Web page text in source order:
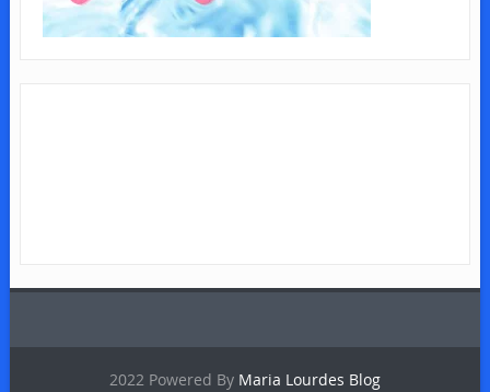
2022 Powered By Maria Lourdes Blog